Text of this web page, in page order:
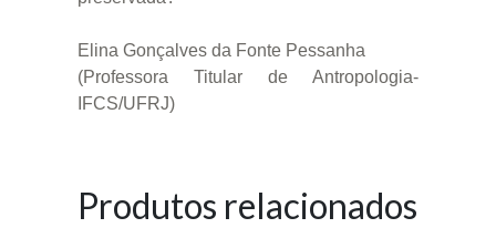
Elina Gonçalves da Fonte Pessanha
(Professora Titular de Antropologia-
IFCS/UFRJ)
Produtos relacionados